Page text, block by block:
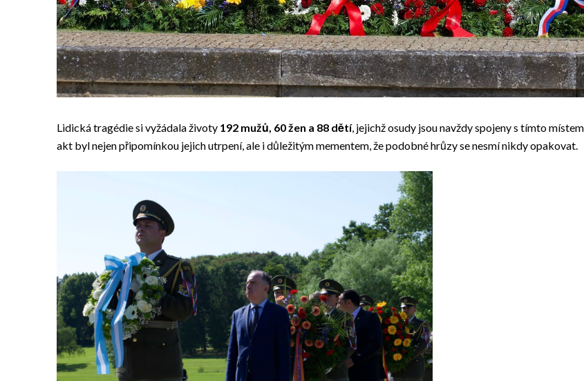
Lidická tragédie si vyžádala životy 192 mužů, 60 žen a 88 dětí, jejichž osudy jsou navždy spojeny s tímto
akt byl nejen připomínkou jejich utrpení, ale i důležitým mementem, že podobné hrůzy se nesmí nikdy opakovat.